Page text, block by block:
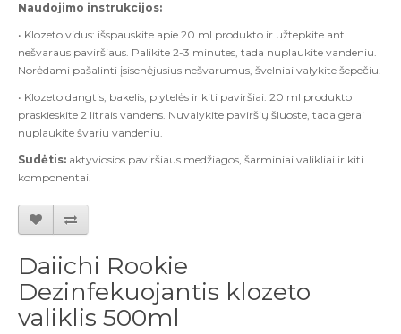
Naudojimo instrukcijos:
• Klozeto vidus: išspauskite apie 20 ml produkto ir užtepkite ant
nešvaraus paviršiaus. Palikite 2-3 minutes, tada nuplaukite vandeniu.
Norėdami pašalinti įsisenėjusius nešvarumus, švelniai valykite šepečiu.
• Klozeto dangtis, bakelis, plytelės ir kiti paviršiai: 20 ml produkto
praskieskite 2 litrais vandens. Nuvalykite paviršių šluoste, tada gerai
nuplaukite švariu vandeniu.
Sudėtis: aktyviosios paviršiaus medžiagos, šarminiai valikliai ir kiti
komponentai.
Daiichi Rookie
Dezinfekuojantis klozeto
valiklis 500ml